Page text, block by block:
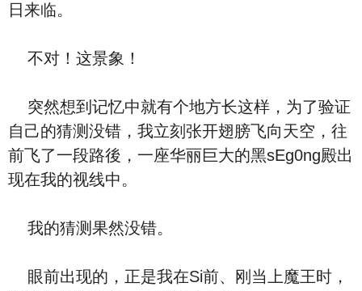
日来临。
不对！这景象！
突然想到记忆中就有个地方长这样，为了验证
自己的猜测没错，我立刻张开翅膀飞向天空，往
前飞了一段路後，一座华丽巨大的黑sEg0ng殿出
现在我的视线中。
我的猜测果然没错。
眼前出现的，正是我在Si前、刚当上魔王时，